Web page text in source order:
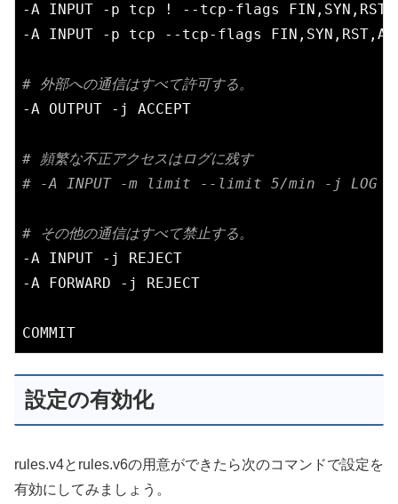
-A INPUT -p tcp ! --tcp-flags
-A INPUT -p tcp --tcp-flags FIN,SYN,RST,ACK
# 外部への通信はすべて許可する。
-A OUTPUT -j ACCEPT
# 頻繁な不正アクセスはログに残す
# -A INPUT -m limit --limit 5/min -j
# その他の通信はすべて禁止する。
-A INPUT -j REJECT
-A FORWARD -j REJECT
設定の有効化
rules.v4とrules.v6の用意ができたら次のコマンドで設定を
有効にしてみましょう。